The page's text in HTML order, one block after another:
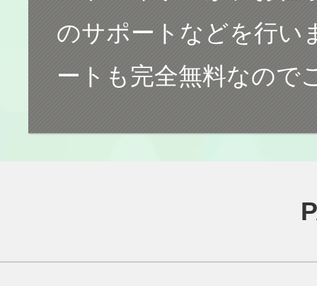
のサポートなどを行い
ートも完全無料なので